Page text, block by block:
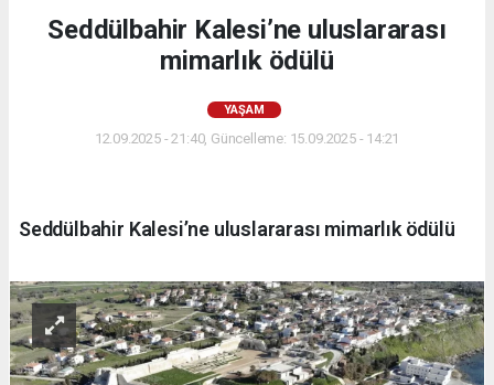
Seddülbahir Kalesi’ne uluslararası
mimarlık ödülü
YAŞAM
12.09.2025 - 21:40, Güncelleme: 15.09.2025 - 14:21
Seddülbahir Kalesi’ne uluslararası mimarlık ödülü